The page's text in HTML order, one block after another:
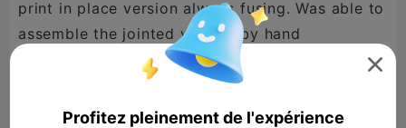
print in place version always fusing. Was able to
assemble the jointed version by hand

Profitez pleinement de l'expérience